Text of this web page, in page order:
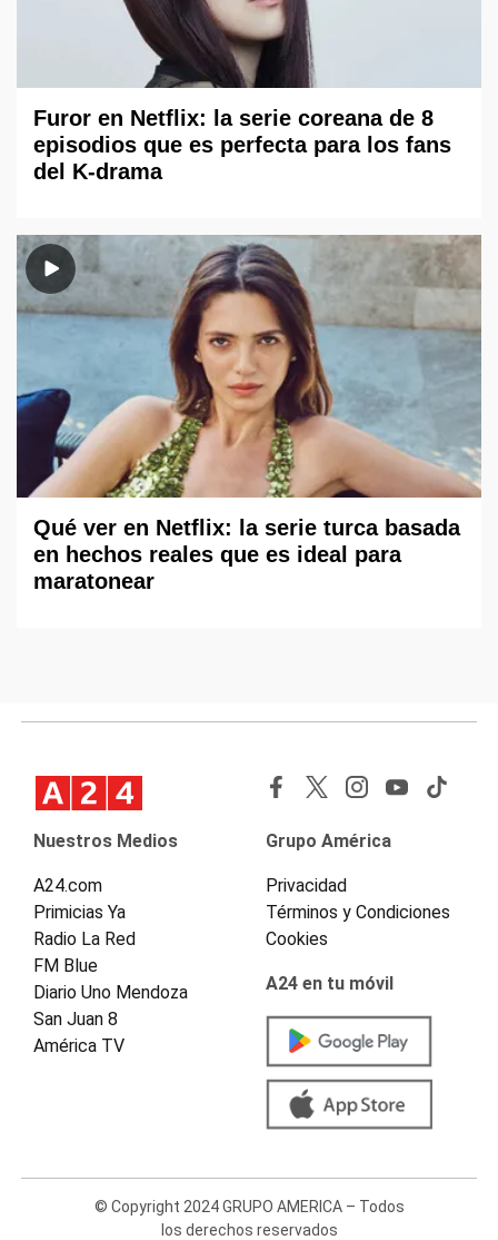
Furor en Netflix: la serie coreana de 8
episodios que es perfecta para los fans
del K-drama
Qué ver en Netflix: la serie turca basada
en hechos reales que es ideal para
maratonear
Nuestros Medios
A24.com
Primicias Ya
Radio La Red
FM Blue
Diario Uno Mendoza
San Juan 8
América TV
Grupo América
Privacidad
Términos y Condiciones
Cookies
A24 en tu móvil
© Copyright 2024 GRUPO AMERICA – Todos
los derechos reservados